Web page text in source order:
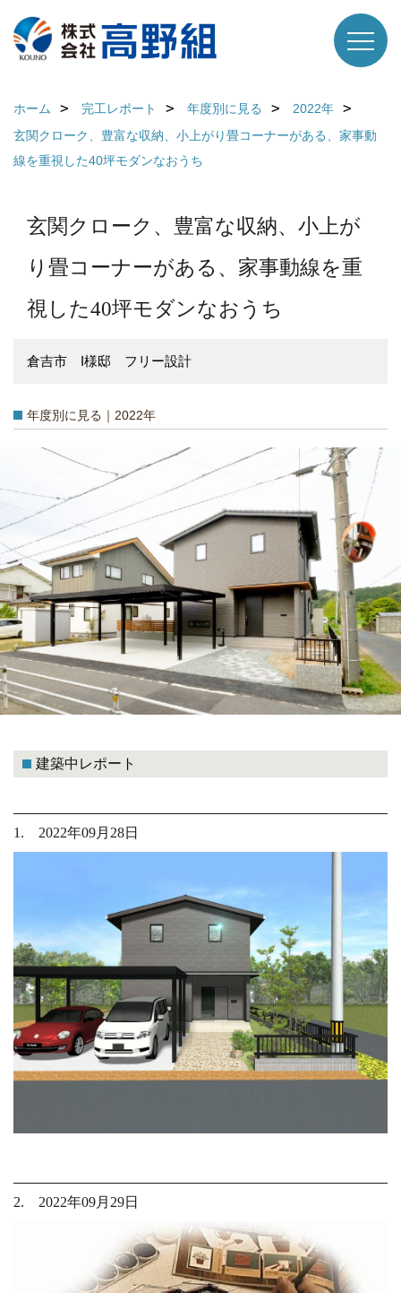
ホーム 完工レポート 年度別に見る
2022年
玄関クローク、豊富な収納、小上がり畳コーナーがある、家事動
線を重視した40坪モダンなおうち
玄関クローク、豊富な収納、小上が
り畳コーナーがある、家事動線を重
視した40坪モダンなおうち
倉吉市 I様邸 フリー設計
年度別に見る｜2022年
建築中レポート
1. 2022年09月28日
2. 2022年09月29日